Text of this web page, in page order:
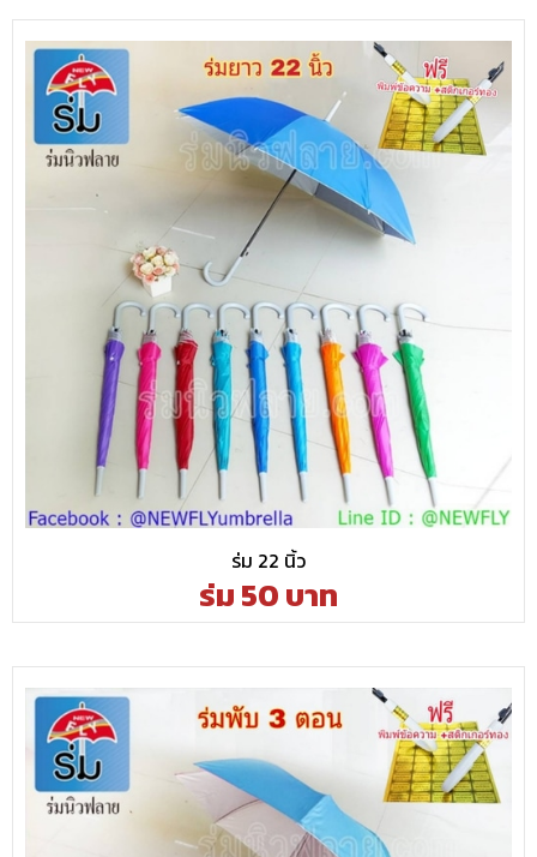
ร่ม 22 นิ้ว
ร่ม 50 บาท